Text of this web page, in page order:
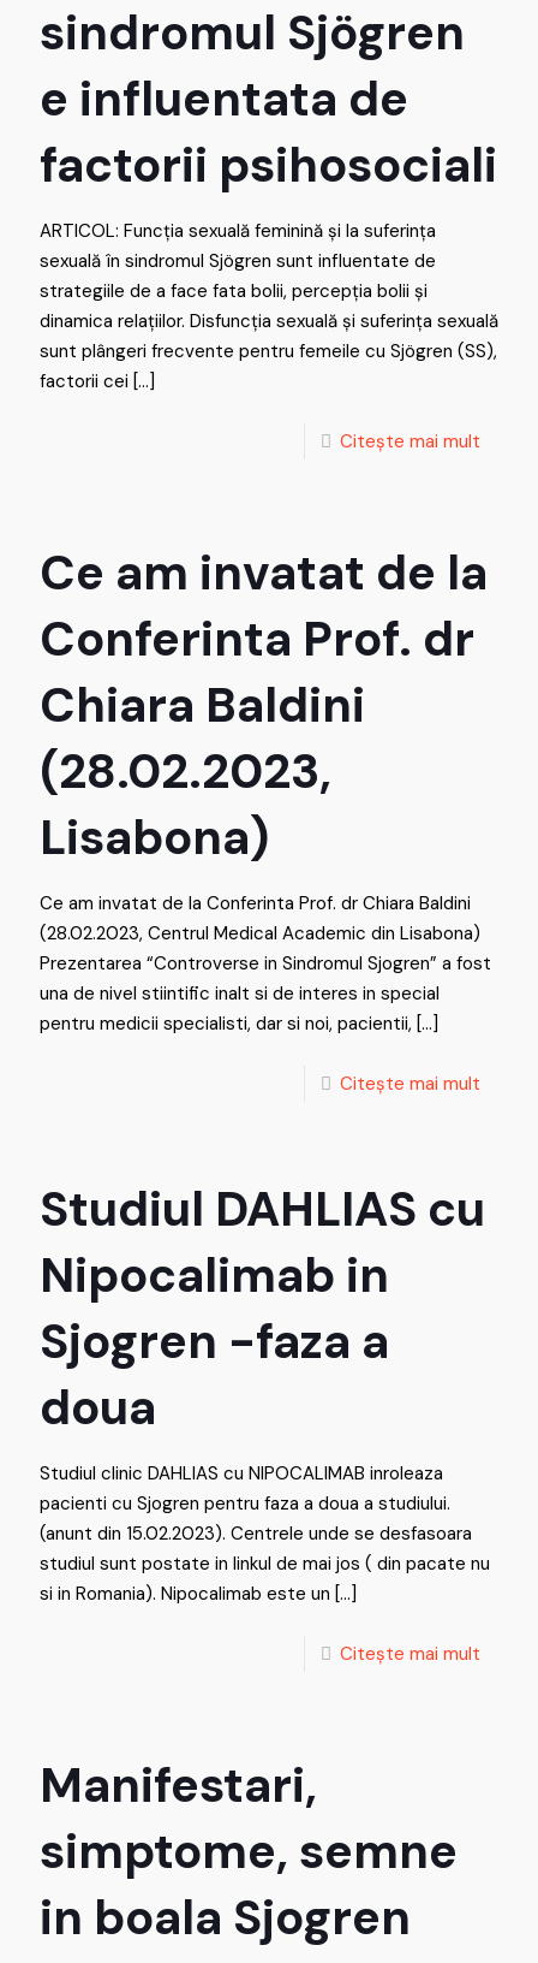
sindromul Sjögren
e influentata de
factorii psihosociali
ARTICOL: Funcția sexuală feminină și la suferința
sexuală în sindromul Sjögren sunt influentate de
strategiile de a face fata bolii, percepția bolii și
dinamica relațiilor. Disfuncția sexuală și suferința sexuală
sunt plângeri frecvente pentru femeile cu Sjögren (SS),
factorii cei […]
Citește mai mult
Ce am invatat de la
Conferinta Prof. dr
Chiara Baldini
(28.02.2023,
Lisabona)
Ce am invatat de la Conferinta Prof. dr Chiara Baldini
(28.02.2023, Centrul Medical Academic din Lisabona)
Prezentarea “Controverse in Sindromul Sjogren” a fost
una de nivel stiintific inalt si de interes in special
pentru medicii specialisti, dar si noi, pacientii, […]
Citește mai mult
Studiul DAHLIAS cu
Nipocalimab in
Sjogren -faza a
doua
Studiul clinic DAHLIAS cu NIPOCALIMAB inroleaza
pacienti cu Sjogren pentru faza a doua a studiului.
(anunt din 15.02.2023). Centrele unde se desfasoara
studiul sunt postate in linkul de mai jos ( din pacate nu
si in Romania). Nipocalimab este un […]
Citește mai mult
Manifestari,
simptome, semne
in boala Sjogren